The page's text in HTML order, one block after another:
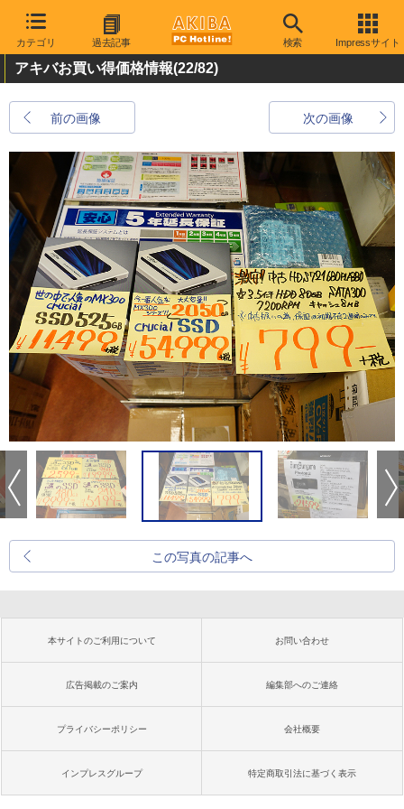
カテゴリ 過去記事 検索 Impressサイト
アキバお買い得価格情報(22/82)
前の画像 次の画像
この写真の記事へ
本サイトのご利用について お問い合わせ
広告掲載のご案内 編集部へのご連絡
プライバシーポリシー 会社概要
インプレスグループ 特定商取引法に基づく表示